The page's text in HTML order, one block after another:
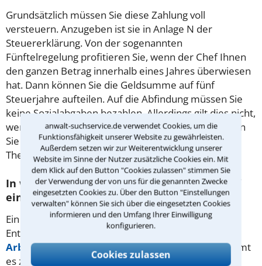
anwalt-suchservice.de verwendet Cookies, um die
Funktionsfähigkeit unserer Website zu gewährleisten.
Außerdem setzen wir zur Weiterentwicklung unserer
Website im Sinne der Nutzer zusätzliche Cookies ein. Mit
dem Klick auf den Button "Cookies zulassen" stimmen Sie
der Verwendung der von uns für die genannten Zwecke
eingesetzten Cookies zu. Über den Button "Einstellungen
verwalten" können Sie sich über die eingesetzten Cookies
informieren und den Umfang Ihrer Einwilligung
konfigurieren.
Cookies zulassen
Grundsätzlich müssen Sie diese Zahlung voll
versteuern. Anzugeben ist sie in Anlage N der
Steuererklärung. Von der sogenannten
Fünftelregelung profitieren Sie, wenn der Chef Ihnen
den ganzen Betrag innerhalb eines Jahres überwiesen
hat. Dann können Sie die Geldsumme auf fünf
Steuerjahre aufteilen. Auf die Abfindung müssen Sie
keine Sozialabgaben bezahlen. Allerdings gilt dies nicht,
wenn Sie freiwillig versichert sind. In Reutlingen kann
Sie ein Rechtsanwalt in allen Fragen rund um dieses
Thema beraten.
In welchen Fällen können Arbeitnehmer auf
eine Abfindung hoffen?
Ein Aufhebungsvertragenthält oft eine
Entschädigungsregelung, diese kann auch im
Arbeitsvertragvon Anfang an enthalten sein. Kommt
es zu einer Stilllegung des Betriebs, sieht oft ein